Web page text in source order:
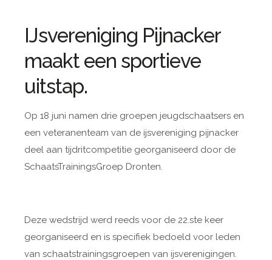
IJsvereniging Pijnacker
maakt een sportieve
uitstap.
Op 18 juni namen drie groepen jeugdschaatsers en
een veteranenteam van de ijsvereniging pijnacker
deel aan tijdritcompetitie georganiseerd door de
SchaatsTrainingsGroep Dronten.
Deze wedstrijd werd reeds voor de 22.ste keer
georganiseerd en is specifiek bedoeld voor leden
van schaatstrainingsgroepen van ijsverenigingen.